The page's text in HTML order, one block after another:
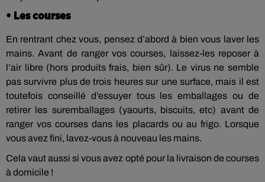
• Les courses
En rentrant chez vous, pensez d’abord à bien vous laver les
mains. Avant de ranger vos courses, laissez-les reposer à
l’air libre (hors produits frais, bien sûr). Le virus ne semble
pas survivre plus de trois heures sur une surface, mais il est
toutefois conseillé d’essuyer tous les emballages ou de
retirer les suremballages (yaourts, biscuits, etc) avant de
ranger vos courses dans les placards ou au frigo. Lorsque
vous avez fini, lavez-vous à nouveau les mains.
Cela vaut aussi si vous avez opté pour la livraison de courses
à domicile !